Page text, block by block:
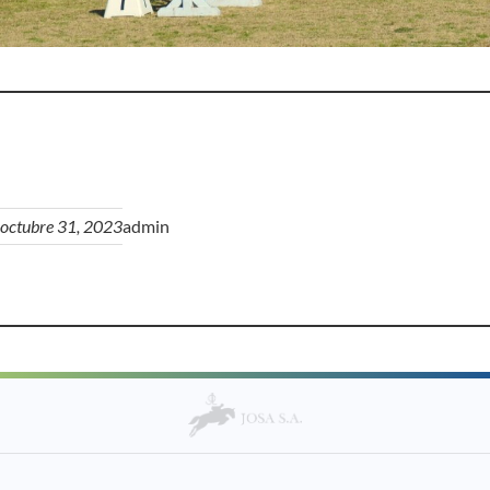
octubre 31, 2023admin